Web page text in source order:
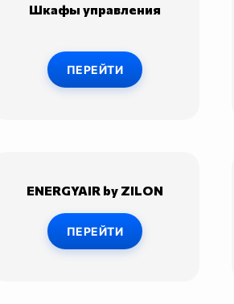
Шкафы управления
ПЕРЕЙТИ
ENERGYAIR by ZILON
ПЕРЕЙТИ